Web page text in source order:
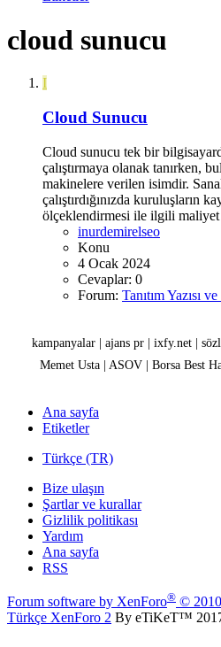
cloud sunucu
I
Cloud Sunucu
Cloud sunucu tek bir
çalıştırmaya olanak tanırken,
makinelere verilen isimdir.
çalıştırdığınızda kuruluşların
ölçeklendirmesi ile ilgili
inurdemirelseo
Konu
4 Ocak 2024
Cevaplar: 0
Forum: Tanıtım Yazısı
kampanyalar| ajans pr| ixfy.net|
Memet Usta| ASOV| Borsa Best
Ana sayfa
Etiketler
Türkçe (TR)
Bize ulaşın
Şartlar ve kurallar
Gizlilik politikası
Yardım
Ana sayfa
RSS
Forum software by XenForo® ©
Türkçe XenForo 2 By eTiKeT™